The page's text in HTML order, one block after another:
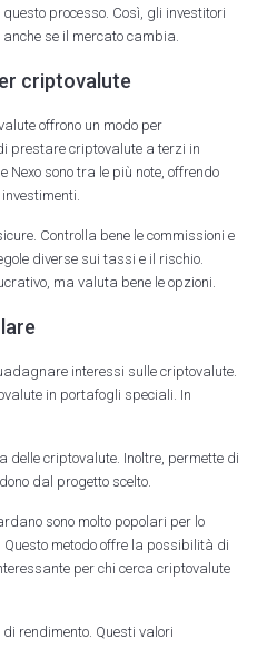
processo. Così, gli investitori
se il mercato cambia.
criptovalute
offrono un modo per
prestare criptovalute a terzi in
Nexo sono tra le più note, offrendo
Controlla bene le commissioni e
diverse sui tassi e il rischio.
ma valuta bene le opzioni.
interessi sulle criptovalute.
in portafogli speciali. In
criptovalute. Inoltre, permette di
dal progetto scelto.
sono molto popolari per lo
metodo offre la possibilità di
per chi cerca criptovalute
rendimento. Questi valori